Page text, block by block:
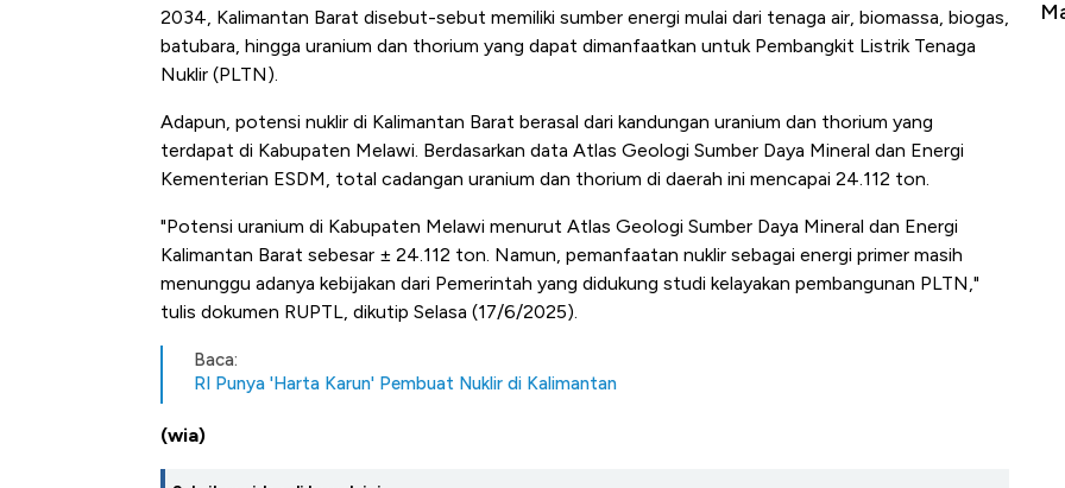
2034, Kalimantan Barat disebut-sebut memiliki sumber energi mulai dari tenaga air, biomassa, biogas,
batubara, hingga uranium dan thorium yang dapat dimanfaatkan untuk Pembangkit Listrik Tenaga
Nuklir (PLTN).
Adapun, potensi nuklir di Kalimantan Barat berasal dari kandungan uranium dan thorium yang
terdapat di Kabupaten Melawi. Berdasarkan data Atlas Geologi Sumber Daya Mineral dan Energi
Kementerian ESDM, total cadangan uranium dan thorium di daerah ini mencapai 24.112 ton.
"Potensi uranium di Kabupaten Melawi menurut Atlas Geologi Sumber Daya Mineral dan Energi
Kalimantan Barat sebesar ± 24.112 ton. Namun, pemanfaatan nuklir sebagai energi primer masih
menunggu adanya kebijakan dari Pemerintah yang didukung studi kelayakan pembangunan PLTN,"
tulis dokumen RUPTL, dikutip Selasa (17/6/2025).
Baca:
RI Punya 'Harta Karun' Pembuat Nuklir di Kalimantan
(wia)
Tembaga Terbang ke Zona Berbahaya
Mana yang Cuannya Paling Menyala?